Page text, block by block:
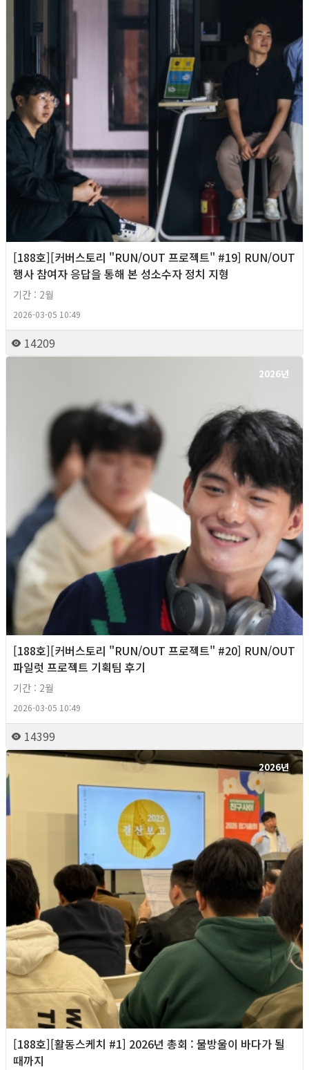
[188호][커버스토리 "RUN/OUT 프로젝트" #19] RUN/OUT
행사 참여자 응답을 통해 본 성소수자 정치 지형
기간 : 2월
2026-03-05 10:49
14209
2026년
[188호][커버스토리 "RUN/OUT 프로젝트" #20] RUN/OUT
파일럿 프로젝트 기획팀 후기
기간 : 2월
2026-03-05 10:49
14399
2026년
[188호][활동스케치 #1] 2026년 총회 : 물방울이 바다가 될
때까지